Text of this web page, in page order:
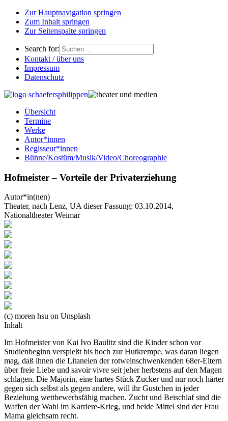
Zur Hauptnavigation springen
Zum Inhalt springen
Zur Seitenspalte springen
Search for:
Kontakt / über uns
Impressum
Datenschutz
Übersicht
Termine
Werke
Autor*innen
Regisseur*innen
Bühne/Kostüm/Musik/Video/Choreographie
Hofmeister – Vorteile der Privaterziehung
Autor*in(nen)
Theater, nach Lenz, UA dieser Fassung: 03.10.2014,
Nationaltheater Weimar
(c) moren hsu on Unsplash
Inhalt
Im Hofmeister von Kai Ivo Baulitz sind die Kinder schon vor
Studienbeginn verspießt bis hoch zur Hutkrempe, was daran liegen
mag, daß ihnen die Litaneien der rotweinschwenkenden 68er-Eltern
über freie Liebe und savoir vivre seit jeher herbstens auf den Magen
schlagen. Die Majorin, eine hartes Stück Zucker und nur noch härter
gegen sich selbst als gegen andere, will ihr Gustchen in jeder
Beziehung wettbewerbsfähig machen. Zucht und Beischlaf sind die
Waffen der Wahl im Karriere-Krieg, und beide Mittel sind der Frau
Mama gleichsam recht.